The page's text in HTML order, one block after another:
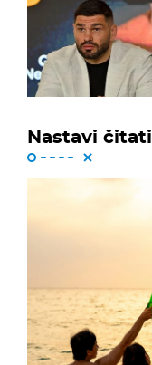
Nastavi čitati